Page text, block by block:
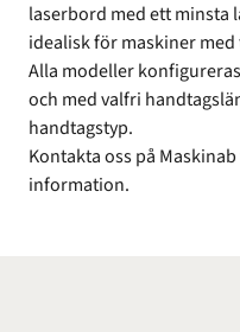
laserbord med ett minsta
idealisk för maskiner
Alla modeller
och med valfri
handtagstyp.
Kontakta oss på
information.